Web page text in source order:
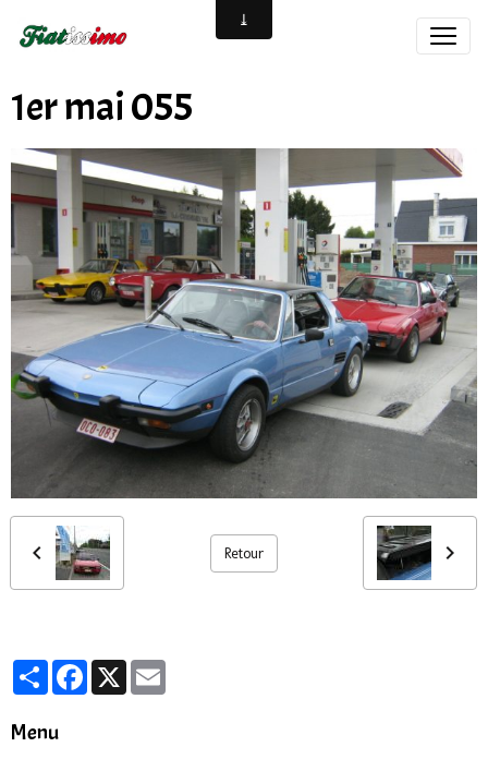
1er mai 055
Retour
PartagerFacebook
X
Menu